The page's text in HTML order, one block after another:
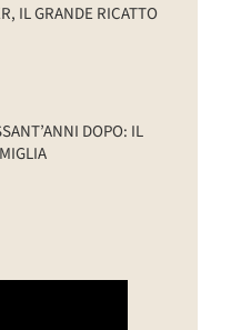
IL GRANDE RICATTO
DOPO: IL